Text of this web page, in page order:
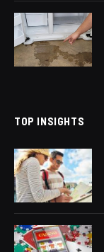
TOP INSIGHTS